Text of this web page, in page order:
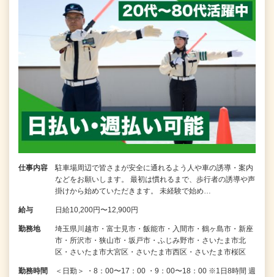
仕事内容
駐車場周辺で皆さまが安全に通れるよう人や車の誘導・案内
などをお願いします。 最初は慣れるまで、歩行者の誘導や声
掛けから始めていただきます。 未経験で始め…
給与 日給10,200円〜12,900円
勤務地
埼玉県川越市・富士見市・飯能市・入間市・鶴ヶ島市・新座
市・所沢市・狭山市・坂戸市・ふじみ野市・さいたま市北
区・さいたま市大宮区・さいたま市西区・さいたま市桜区
勤務時間
＜日勤＞ ・8：00〜17：00 ・9：00〜18：00 ※1日8時間 週